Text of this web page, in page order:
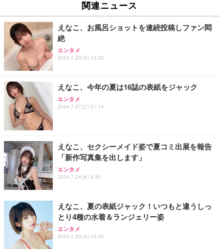
関連ニュース
えなこ、お風呂ショットを連続投稿しファン悶
絶
エンタメ
2024.7.29(月) 13:23
えなこ、今年の夏は16誌の表紙をジャック
エンタメ
2024.7.27(土) 21:14
えなこ、セクシーメイド姿で夏コミ出展を報告
「新作写真集を出します」
エンタメ
2024.7.24(水) 8:40
えなこ、夏の表紙ジャック！いつもと違うしっ
とり4種の水着＆ランジェリー姿
エンタメ
2024.7.23(火) 19:16